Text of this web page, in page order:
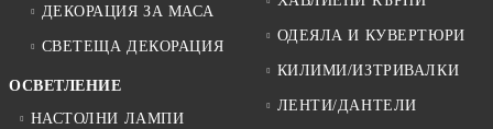
ДЕКОРАЦИЯ ЗА МАСА
СВЕТЕЩА ДЕКОРАЦИЯ
ОСВЕТЛЕНИЕ
НАСТОЛНИ ЛАМПИ
ОДЕЯЛА И КУВЕРТЮРИ
КИЛИМИ/ИЗТРИВАЛКИ
ЛЕНТИ/ДАНТЕЛИ